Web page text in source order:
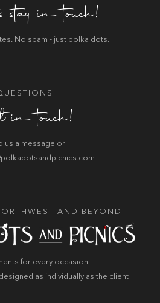
stay in touch!
No spam - just polka dots.
in touch!
us a message or
AND BEYOND
for every occasion
as individually as the client